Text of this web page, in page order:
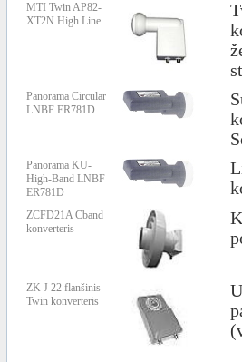
MTI Twin AP82-
XT2N High Line
Panorama Circular
LNBF ER781D
Panorama KU-
High-Band LNBF
ER781D
ZCFD21A Cband
konverteris
ZK J 22 flanšinis
Twin konverteris